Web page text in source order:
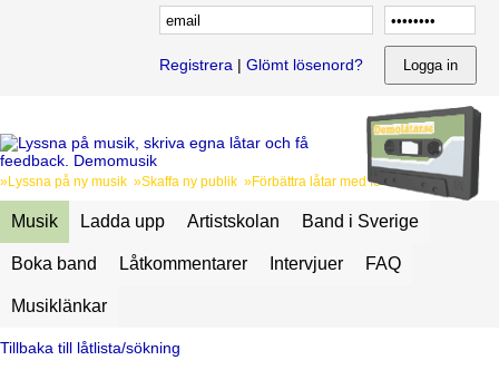
Registrera | Glömt lösenord?
»Lyssna på ny musik »Skaffa ny publik »Förbättra låtar med feedback
Musik Ladda upp Artistskolan Band i Sverige
Boka band Låtkommentarer Intervjuer FAQ
Musiklänkar
Tillbaka till låtlista/sökning